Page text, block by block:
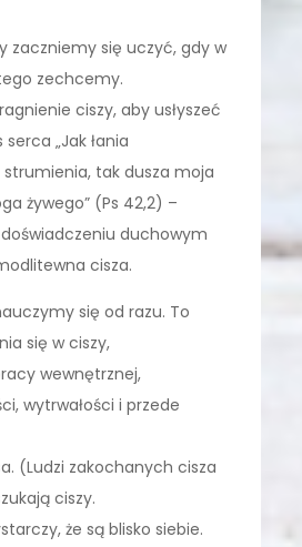
zaczniemy się uczyć, gdy w
zechcemy.
ciszy, aby usłyszeć
„Jak łania
tak dusza moja
żywego” (Ps 42,2) –
duchowym
cisza.
się od razu. To
się w ciszy,
wewnętrznej,
wytrwałości i przede
(Ludzi zakochanych cisza
ciszy.
że są blisko siebie.